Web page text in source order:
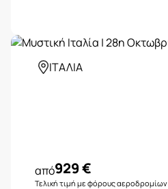
ΙΤΑΛΙΑ
από929€
Τελική τιμή με φόρους αεροδρομίων